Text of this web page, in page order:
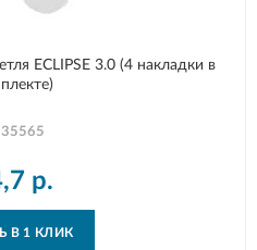
ECLIPSE 3.0 (4 накладки в
35565
р.
В 1 КЛИК